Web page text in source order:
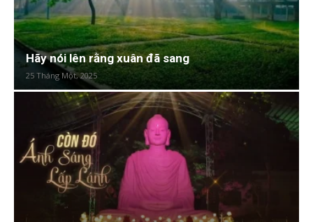
Hãy nói lên rằng xuân đã sang
25 Tháng Một, 2025